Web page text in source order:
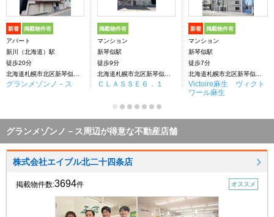
新着 掲載物件有
アパート
新川（北海道）駅
徒歩20分
グランメゾンノ－ス
掲載物件有
マンション
新琴似駅
徒歩9分
ＣＬＡＳＳＥ６．１
新着 掲載物件有
マンション
新琴似駅
徒歩7分
Victoire麻生 ヴィクト
ワール麻生
グランメゾンノ－ス周辺が得意な不動産店舗
株式会社エイブル北二十四条店
掲載物件数:3694件 オススメ